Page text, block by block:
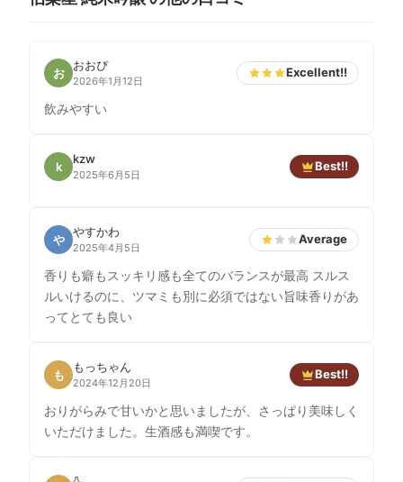
お
おおぴ
2026年1月12日
Excellent!!
飲みやすい
k
kzw
2025年6月5日
Best!!
や
やすかわ
2025年4月5日
Average
香りも癖もスッキリ感も全てのバランスが最高 スルス
ルいけるのに、ツマミも別に必須ではない旨味香りがあ
ってとても良い
も
もっちゃん
2024年12月20日
Best!!
おりがらみで甘いかと思いましたが、さっぱり美味しく
いただけました。生酒感も満喫です。